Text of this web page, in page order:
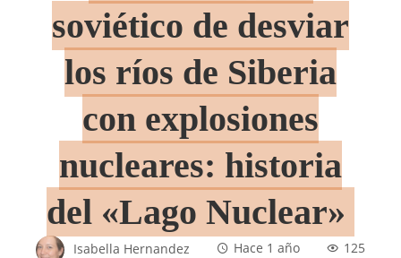
soviético de desviar
los ríos de Siberia
con explosiones
nucleares: historia
del «Lago Nuclear»
Isabella Hernandez Hace 1 año 125